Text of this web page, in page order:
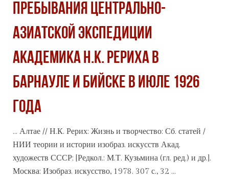
ПРЕБЫВАНИЯ ЦЕНТРАЛЬНО-
АЗИАТСКОЙ ЭКСПЕДИЦИИ
АКАДЕМИКА Н.К. РЕРИХА В
БАРНАУЛЕ И БИЙСКЕ В ИЮЛЕ 1926
ГОДА
... Алтае // Н.К. Рерих: Жизнь и творчество: Сб. статей /
НИИ теории и истории изобраз. искусств Акад.
художеств СССР; [Редкол.: М.Т. Кузьмина (гл. ред.) и др.].
Москва: Изобраз. искусство, 1978. 307 с., 32 ...